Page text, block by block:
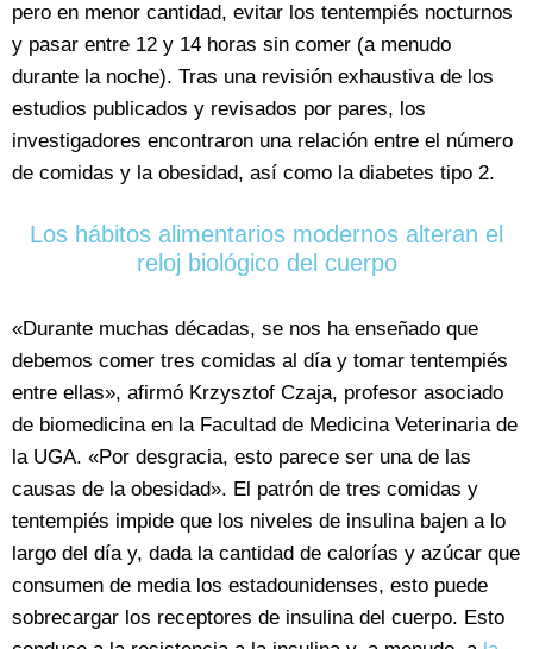
pero en menor cantidad, evitar los tentempiés nocturnos
y pasar entre 12 y 14 horas sin comer (a menudo
durante la noche). Tras una revisión exhaustiva de los
estudios publicados y revisados por pares, los
investigadores encontraron una relación entre el número
de comidas y la obesidad, así como la diabetes tipo 2.
Los hábitos alimentarios modernos alteran el
reloj biológico del cuerpo
«Durante muchas décadas, se nos ha enseñado que
debemos comer tres comidas al día y tomar tentempiés
entre ellas», afirmó Krzysztof Czaja, profesor asociado
de biomedicina en la Facultad de Medicina Veterinaria de
la UGA. «Por desgracia, esto parece ser una de las
causas de la obesidad». El patrón de tres comidas y
tentempiés impide que los niveles de insulina bajen a lo
largo del día y, dada la cantidad de calorías y azúcar que
consumen de media los estadounidenses, esto puede
sobrecargar los receptores de insulina del cuerpo. Esto